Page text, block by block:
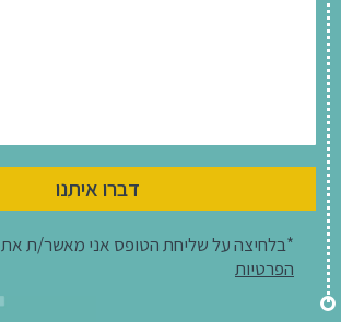
דברו איתנו
*בלחיצה על שליחת הטופס אני מאשר/ת את
הפרטיות